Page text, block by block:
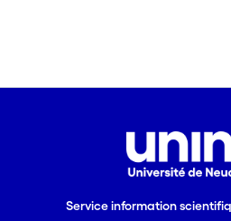
Service information